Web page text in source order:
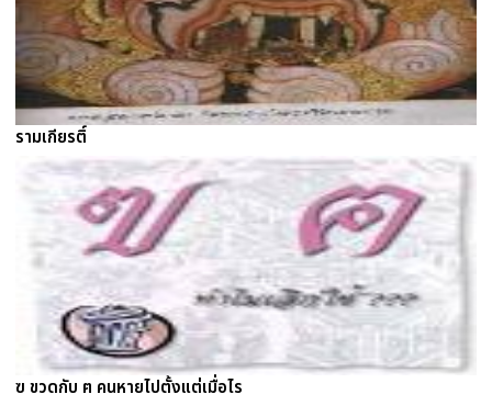
รามเกียรติ์
ฃ ขวดกับ ฅ คนหายไปตั้งแต่เมื่อไร